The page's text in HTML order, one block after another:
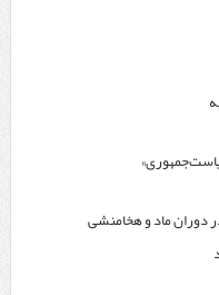
دوران ماد و هخامنشی